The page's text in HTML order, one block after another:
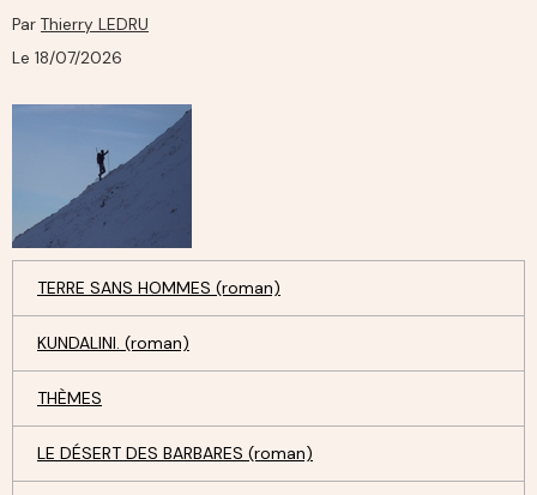
Par Thierry LEDRU
Le 18/07/2026
TERRE SANS HOMMES (roman)
KUNDALINI. (roman)
THÈMES
LE DÉSERT DES BARBARES (roman)